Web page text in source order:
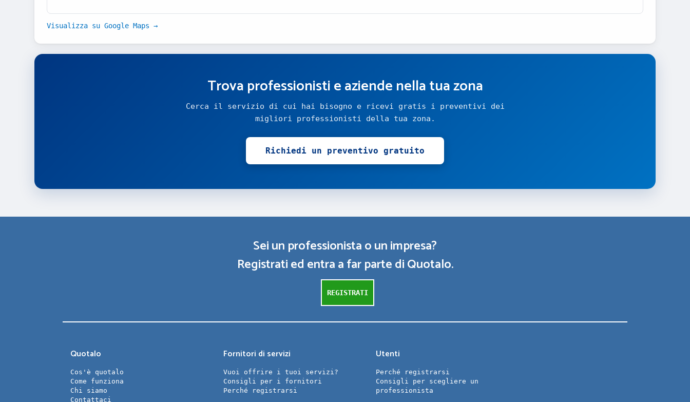
Visualizza su Google Maps →
Trova professionisti e aziende nella tua zona
Cerca il servizio di cui hai bisogno e ricevi gratis i preventivi dei
migliori professionisti della tua zona.
Richiedi un preventivo gratuito
Sei un professionista o un impresa?
Registrati ed entra a far parte di Quotalo.
REGISTRATI
Quotalo
Cos'è quotalo
Come funziona
Chi siamo
Contattaci
Fornitori di servizi
Vuoi offrire i tuoi servizi?
Consigli per i fornitori
Perché registrarsi
Utenti
Perché registrarsi
Consigli per scegliere un
professionista